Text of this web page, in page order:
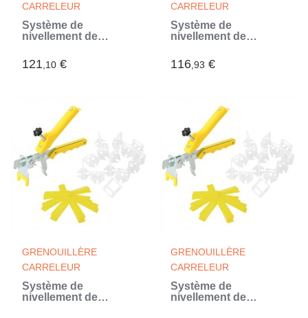
CARRELEUR
Système de
nivellement de
2500 clips 1,5 mm
121,10 €
CARRELEUR
Système de
nivellement de
2500 clips 2 mm
116,93 €
GRENOUILLÈRE
CARRELEUR
Système de
nivellement de
GRENOUILLÈRE
CARRELEUR
Système de
nivellement de